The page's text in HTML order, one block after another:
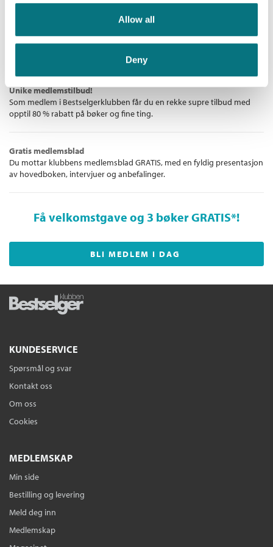
Allow all
Deny
eller for å følge med i det litterære landskapet. Vi gir deg norske og
Unike medlemstilbud!
Som medlem i Bestselgerklubben får du en rekke supre tilbud med
opptil 80 % rabatt på bøker og fine ting.
Gratis medlemsblad
Du mottar klubbens medlemsblad GRATIS, med en fyldig presentasjon
av hovedboken, intervjuer og anbefalinger.
Få velkomstgave og 3 bøker GRATIS*!
BLI MEDLEM I DAG
KUNDESERVICE
Spørsmål og svar
Kontakt oss
Om oss
Cookies
MEDLEMSKAP
Min side
Bestilling og levering
Meld deg inn
Medlemskap